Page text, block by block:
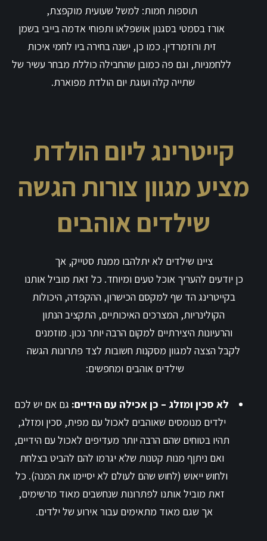
תוספות חמות: למשל שעועית מוקפצת,
אורז בסמטי בסגנון אושפלאו ותפוחי אדמה בייבי בשמן
זית ורוזמרדין. כמו כן, ישנה בחירה ביו לחמי איכות
ללחמניות, וגם פה כמובן שהחבילה כוללת מבחר עשיר של
שתייה קלה ועוגת יום הולדת מפוארת.
קייטרינג ליום הולדת
מציע מגוון צורות הגשה
שילדים אוהבים
ציינו שילדים לא יתלהבו ממנת סטייק, אך
כן יודעים להעריך אוכל טעים ומיוחד. כל זאת מוביל אותנו
בקייטרינג הד שף למקסם הכישרון, ההקפדה, היכולות
הקולינריות, המצרכים האיכותיים, התקציב הנתון
והרעיונות היצירתיים למקום הרבה יותר נכון. מוזמנים
לקבל הצצה למגוון מסקנות חשובות לצד פתרונות הגשה
שילדים אוהבים ומחפשים:
לא סכין ומזלג – כן אכילה עם הידיים: גם אם יש לכם
ילדים מנומסים שאוהבים לאכול עם מפית, סכין ומזלג,
תהיו בטוחים שהם הרבה יותר מעדיפים לאכול עם הידיים,
ואם ניתןף מנות קטנות שלא יגרמו להם להביט בצלחת
ולחוש ייאוש (לחוש שהם לעולם לא יסיימו את המנה). כל
זאת מוביל אותנו לפתרונות שנחשבים מאוד מרשימים,
אך שגם מאוד מתאימים עבור אירוע של ילדים.